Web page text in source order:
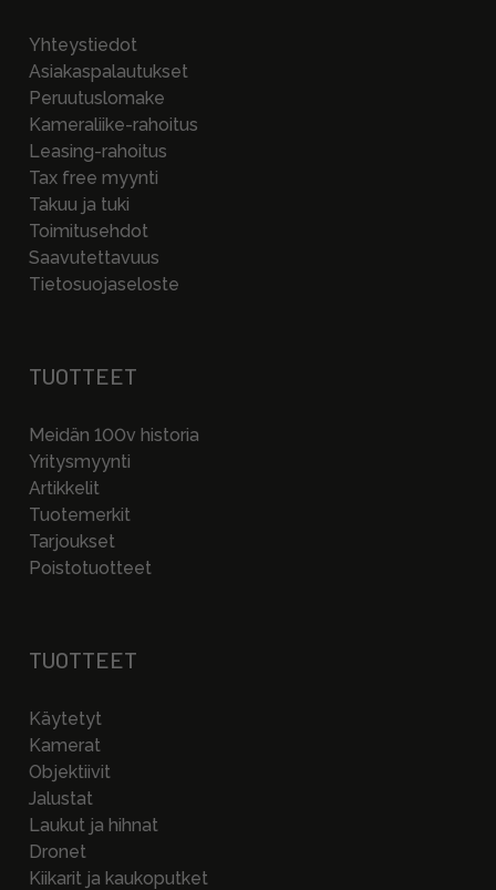
Yhteystiedot
Asiakaspalautukset
Peruutuslomake
Kameraliike-rahoitus
Leasing-rahoitus
Tax free myynti
Takuu ja tuki
Toimitusehdot
Saavutettavuus
Tietosuojaseloste
TUOTTEET
Meidän 100v historia
Yritysmyynti
Artikkelit
Tuotemerkit
Tarjoukset
Poistotuotteet
TUOTTEET
Käytetyt
Kamerat
Objektiivit
Jalustat
Laukut ja hihnat
Dronet
Kiikarit ja kaukoputket